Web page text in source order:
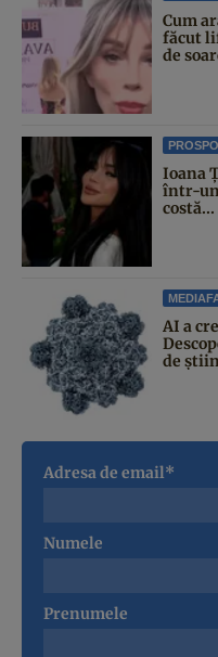
Cum
făcut
de
Ioana
într-un
costă...
AI a
de
Adresa de email*
Numele
Prenumele